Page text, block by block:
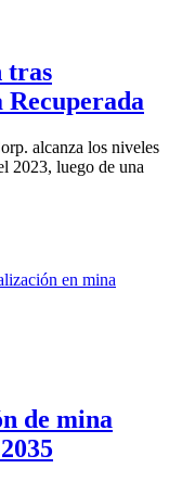
tras
alcanza los niveles
2023, luego de una
de mina